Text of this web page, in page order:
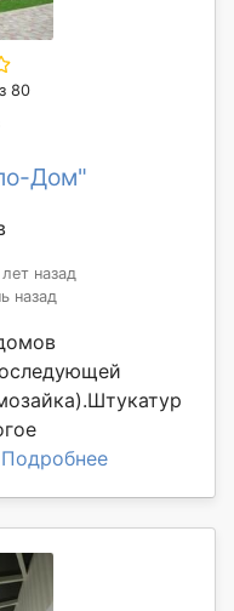
80
Дом"
назад
назад
Подробнее